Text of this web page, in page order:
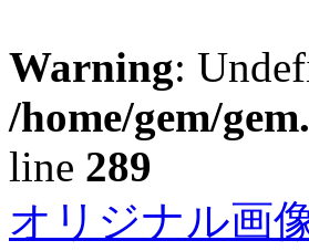
Warning:
/home/gem/
line 289
オリジナル画